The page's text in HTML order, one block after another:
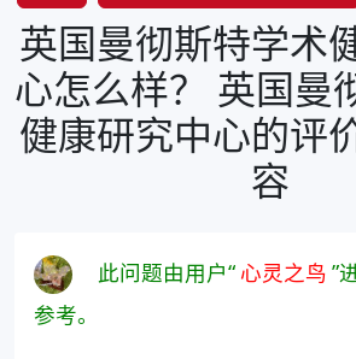
健康创新
知识传播
英国曼彻斯特学术
心怎么样？ 英国曼
健康研究中心的评
容
此问题由用户“ 心灵之鸟 ”
参考。